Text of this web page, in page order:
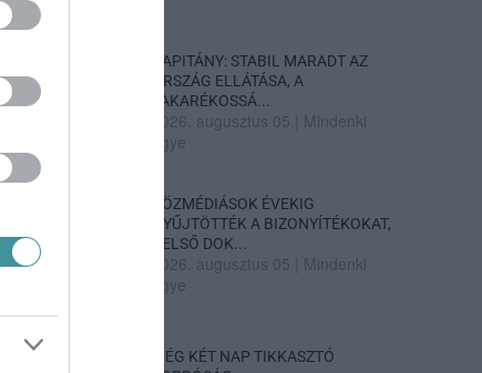
KAPITÁNY: STABIL MARADT AZ
ORSZÁG ELLÁTÁSA, A
TAKARÉKOSSÁ...
2026. augusztus 05
Mindenki
ügye
KÖZMÉDIÁSOK ÉVEKIG
GYŰJTÖTTÉK A BIZONYÍTÉKOKAT,
BELSŐ DOK...
2026. augusztus 05
Mindenki
ügye
MÉG KÉT NAP TIKKASZTÓ